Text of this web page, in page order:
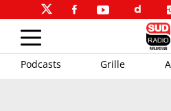
Podcasts Grille